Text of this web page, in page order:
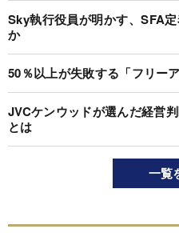
Sky執行役員が明かす、SFA
か
50％以上が失敗する「フリー
JVCケンウッドが選んだ経営
とは
一覧